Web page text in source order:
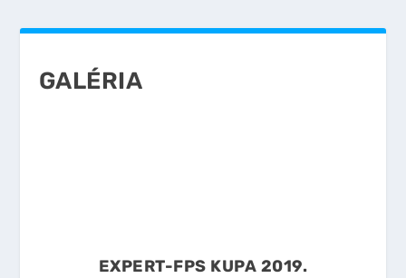
GALÉRIA
EXPERT-FPS KUPA 2019.